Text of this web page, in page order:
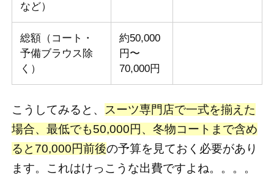
など）
総額（コート・
予備ブラウス除
く）
約50,000
円〜
70,000円
こうしてみると、 スーツ専門店で一式を揃えた
場合、最低でも50,000円、冬物コートまで含め
ると70,000円前後の予算を見ておく必要があり
ます。これはけっこうな出費ですよね。。。。